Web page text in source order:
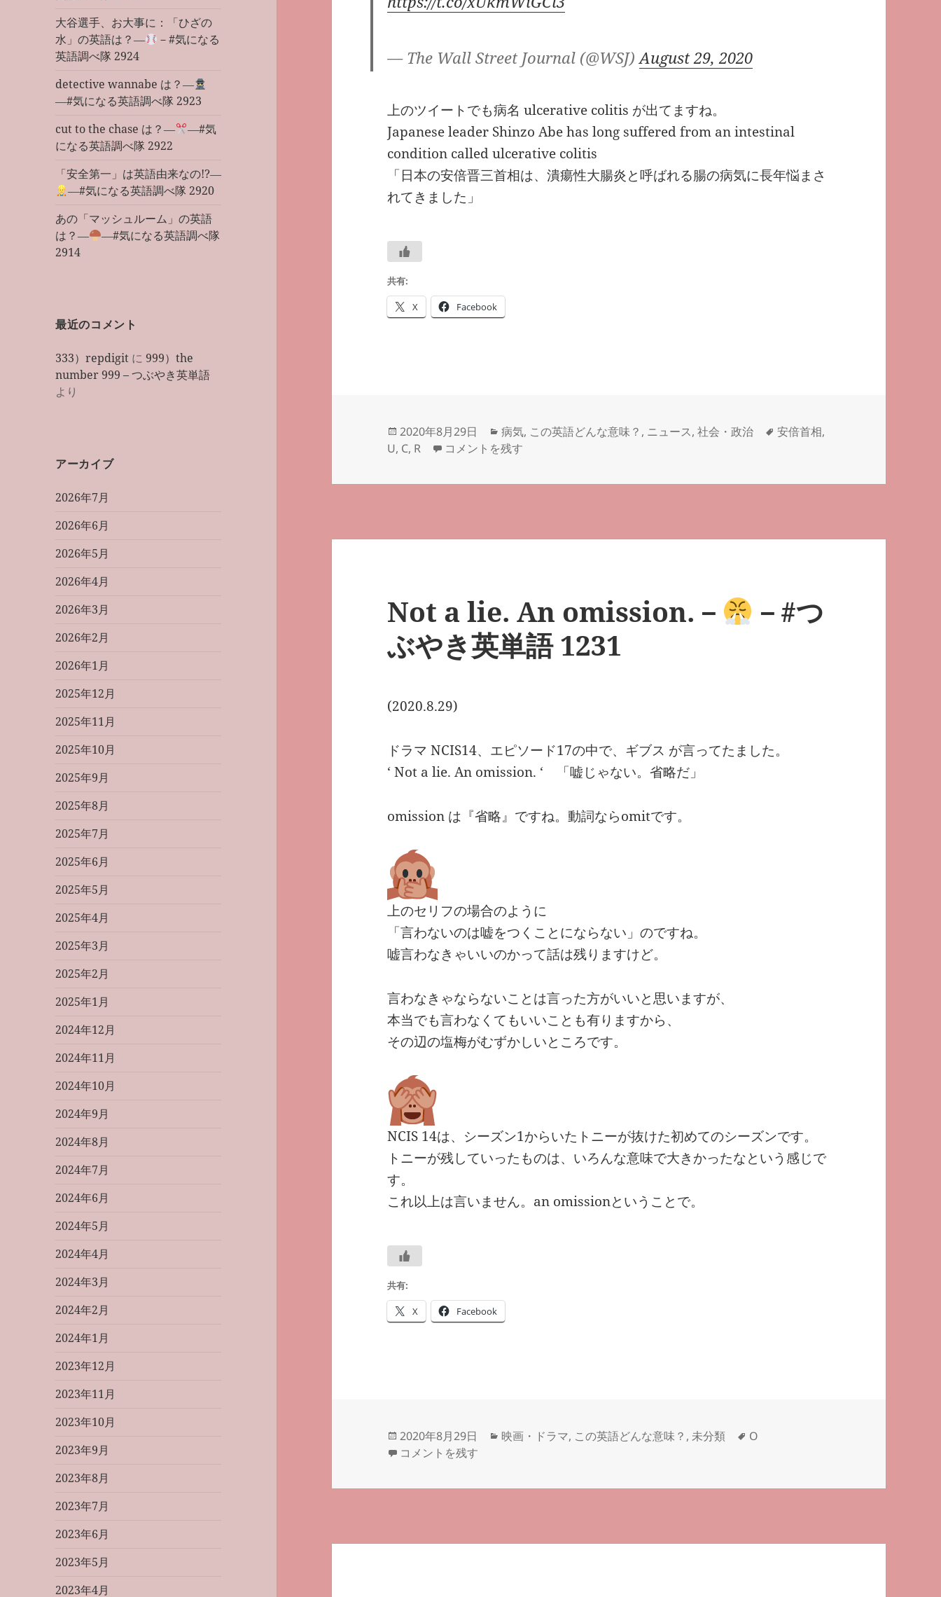
大谷選手、お大事に：「ひざの
水」の英語は？―
－#気になる
英語調べ隊 2924
detective wannabe は？―
―#気になる英語調べ隊 2923
cut to the chase は？―
―#気
になる英語調べ隊 2922
「安全第一」は英語由来なの!?―
―#気になる英語調べ隊 2920
あの「マッシュルーム」の英語
は？―
―#気になる英語調べ隊
2914
最近のコメント
333）repdigit に999）the
number 999 – つぶやき英単語
より
アーカイブ
2026年7月
2026年6月
2026年5月
2026年4月
2026年3月
2026年2月
2026年1月
2025年12月
2025年11月
2025年10月
2025年9月
2025年8月
2025年7月
2025年6月
2025年5月
2025年4月
2025年3月
2025年2月
2025年1月
2024年12月
2024年11月
2024年10月
2024年9月
2024年8月
2024年7月
2024年6月
2024年5月
2024年4月
2024年3月
2024年2月
2024年1月
2023年12月
2023年11月
2023年10月
2023年9月
2023年8月
2023年7月
2023年6月
2023年5月
2023年4月
— The Wall Street Journal (@WSJ)August 29, 2020
上のツイートでも病名 ulcerative colitis が出てますね。
Japanese leader Shinzo Abe has long suffered from an intestinal
condition called ulcerative colitis
「日本の安倍晋三首相は、潰瘍性大腸炎と呼ばれる腸の病気に長年悩まさ
れてきました」
共有:
X Facebook
投
稿
2020年8月29日
カ
テ
リ
病気, この英語どんな意味？ , ニュース,社会・政治
タ
安倍首相,
U, C, R ulcerative colitis and resignation－
コメントを残す
Not a lie. An omission.－
－#つ
ぶやき英単語 1231
(2020.8.29)
ドラマ NCIS14、エピソード17の中で、ギブス が言ってたました。
‘ Not a lie. An omission. ‘ 「嘘じゃない。省略だ」
omission は『省略』ですね。動詞ならomitです。
上のセリフの場合のように
「言わないのは嘘をつくことにならない」のですね。
嘘言わなきゃいいのかって話は残りますけど。
言わなきゃならないことは言った方がいいと思いますが、
本当でも言わなくてもいいことも有りますから、
その辺の塩梅がむずかしいところです。
NCIS 14は、シーズン1からいたトニーが抜けた初めてのシーズンです。
トニーが残していったものは、いろんな意味で大きかったなという感じで
す。
これ以上は言いません。an omissionということで。
共有:
X Facebook
投
稿
2020年8月29日
カ
リ
映画・ドラマ, この英語どんな意味？ ,未分類
タ
O
Not a lie. An omission.－
コメントを残す